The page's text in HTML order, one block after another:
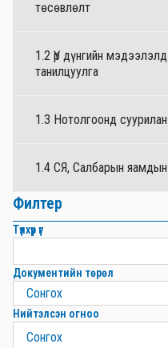
төсөвлөлт
1.2 Үр дүнгийн
танилцуулга
1.3 Нотолгоонд
1.4 СЯ, Салбарын
Филтер
Түлхүүр үг
Документийн төрөл
Нийтэлсэн огноо